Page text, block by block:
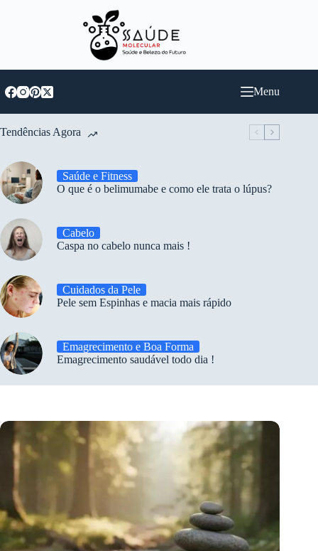
Menu
Tendências Agora
Saúde e Fitness
O que é o belimumabe e como ele trata o lúpus?
Cabelo
Caspa no cabelo nunca mais !
Cuidados da Pele
Pele sem Espinhas e macia mais rápido
Emagrecimento e Boa Forma
Emagrecimento saudável todo dia !